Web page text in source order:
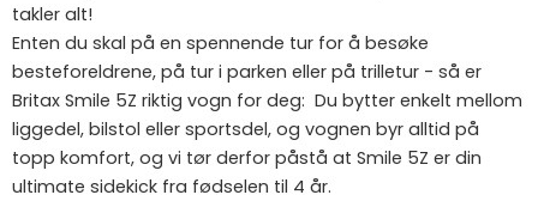
takler alt!
Enten du skal på en spennende tur for å besøke
besteforeldrene, på tur i parken eller på trilletur - så er
Britax Smile 5Z riktig vogn for deg: Du bytter enkelt mellom
liggedel, bilstol eller sportsdel, og vognen byr alltid på
topp komfort, og vi tør derfor påstå at Smile 5Z er din
ultimate sidekick fra fødselen til 4 år.